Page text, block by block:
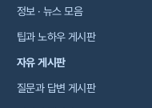
정보 · 뉴스 모음
팁과 노하우 게시판
자유 게시판
질문과 답변 게시판